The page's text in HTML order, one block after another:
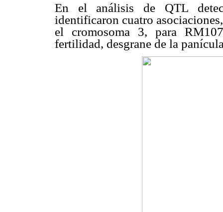
En el análisis de QTL
identificaron cuatro
el cromosoma 3, para
fertilidad, desgrane de la